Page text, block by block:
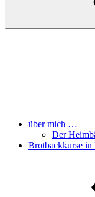
über mich …
Der
Brotbackkurse in